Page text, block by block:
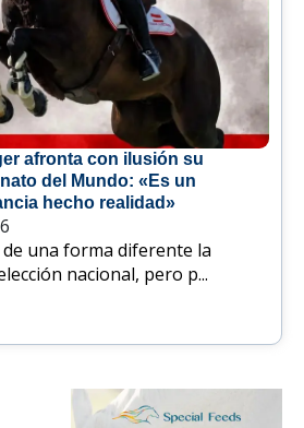
afronta con ilusión su
del Mundo: «Es un
hecho realidad»
de una forma diferente la
nacional, pero p...